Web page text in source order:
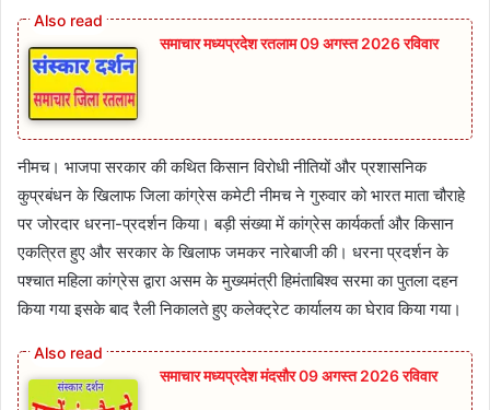
समाचार मध्यप्रदेश रतलाम 09 अगस्त 2026 रविवार
नीमच। भाजपा सरकार की कथित किसान विरोधी नीतियों और प्रशासनिक
कुप्रबंधन के खिलाफ जिला कांग्रेस कमेटी नीमच ने गुरुवार को भारत माता चौराहे
पर जोरदार धरना-प्रदर्शन किया। बड़ी संख्या में कांग्रेस कार्यकर्ता और किसान
एकत्रित हुए और सरकार के खिलाफ जमकर नारेबाजी की। धरना प्रदर्शन के
पश्चात महिला कांग्रेस द्वारा असम के मुख्यमंत्री हिमंताबिश्व सरमा का पुतला दहन
किया गया इसके बाद रैली निकालते हुए कलेक्ट्रेट कार्यालय का घेराव किया गया।
समाचार मध्यप्रदेश मंदसौर 09 अगस्त 2026 रविवार